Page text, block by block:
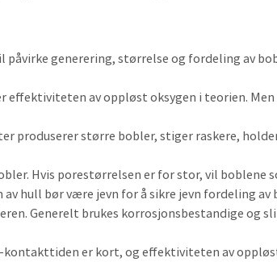
generering, størrelse og fordeling av
av oppløst oksygen i teorien.
produserer større bobler, stiger raskere,
Hvis porestørrelsen er for stor, vil boblene
hull bør være jevn for å sikre jevn fordeling av
Generelt brukes korrosjonsbestandige og
er kort, og effektiviteten av